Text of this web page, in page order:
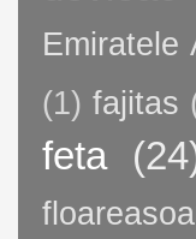
Emiratele
(1) fajitas
feta